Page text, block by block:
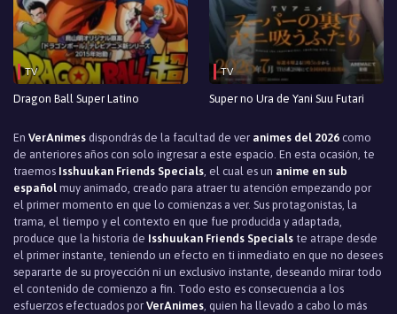
TV
Dragon Ball Super Latino
TV
Super no Ura de Yani Suu Futari
En VerAnimes dispondrás de la facultad de ver animes del 2026 como
de anteriores años con solo ingresar a este espacio. En esta ocasión, te
traemos Isshuukan Friends Specials , el cual es un anime en sub
español muy animado, creado para atraer tu atención empezando por
el primer momento en que lo comienzas a ver. Sus protagonistas, la
trama, el tiempo y el contexto en que fue producida y adaptada,
produce que la historia de Isshuukan Friends Specials te atrape desde
el primer instante, teniendo un efecto en ti inmediato en que no desees
separarte de su proyección ni un exclusivo instante, deseando mirar todo
el contenido de comienzo a fin. Todo esto es consecuencia a los
esfuerzos efectuados por VerAnimes , quien ha llevado a cabo lo más